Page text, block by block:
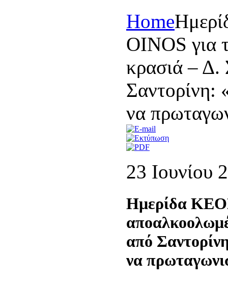
Home
ΟΙΝΟS για
κρασιά – Δ.
Σαντορίνη:
να
23 Ιουνίου
Ημερίδα
από
να